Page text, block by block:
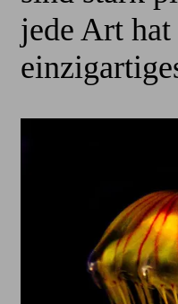
jede Art